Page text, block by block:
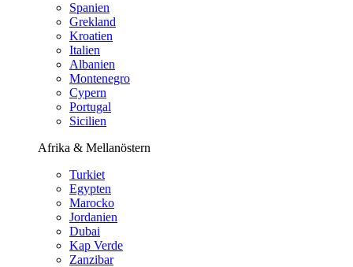
Spanien
Grekland
Kroatien
Italien
Albanien
Montenegro
Cypern
Portugal
Sicilien
Afrika & Mellanöstern
Turkiet
Egypten
Marocko
Jordanien
Dubai
Kap Verde
Zanzibar